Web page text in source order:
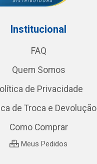
Institucional
FAQ
Quem Somos
de Privacidade
de Troca e Devolução
Como Comprar
Meus Pedidos